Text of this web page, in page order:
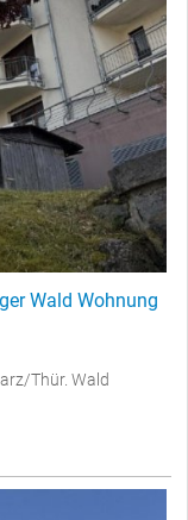
Wald Wohnung
Thür. Wald